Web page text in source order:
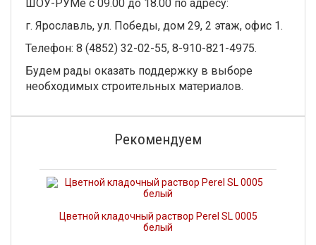
ШОУ-РУМе с 09.00 до 18.00 по адресу:
г. Ярославль, ул. Победы, дом 29, 2 этаж, офис 1.
Телефон: 8 (4852) 32-02-55, 8-910-821-4975.
Будем рады оказать поддержку в выборе
необходимых строительных материалов.
Рекомендуем
Цветной кладочный раствор Perel SL 0005
белый